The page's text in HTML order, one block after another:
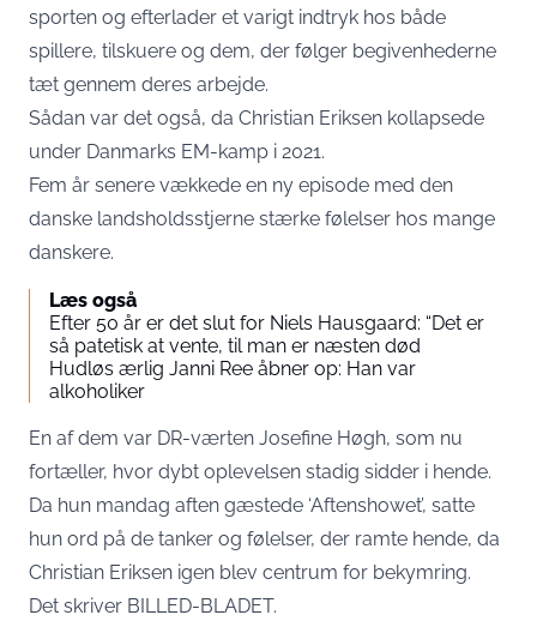
sporten og efterlader et varigt indtryk hos både
spillere, tilskuere og dem, der følger begivenhederne
tæt gennem deres arbejde.
Sådan var det også, da Christian Eriksen kollapsede
under Danmarks EM-kamp i 2021.
Fem år senere vækkede en ny episode med den
danske landsholdsstjerne stærke følelser hos mange
danskere.
Læs også
Efter 50 år er det slut for Niels Hausgaard: “Det er
så patetisk at vente, til man er næsten død
Hudløs ærlig Janni Ree åbner op: Han var
alkoholiker
En af dem var DR-værten Josefine Høgh, som nu
fortæller, hvor dybt oplevelsen stadig sidder i hende.
Da hun mandag aften gæstede ‘Aftenshowet’, satte
hun ord på de tanker og følelser, der ramte hende, da
Christian Eriksen igen blev centrum for bekymring.
Det skriver BILLED-BLADET.